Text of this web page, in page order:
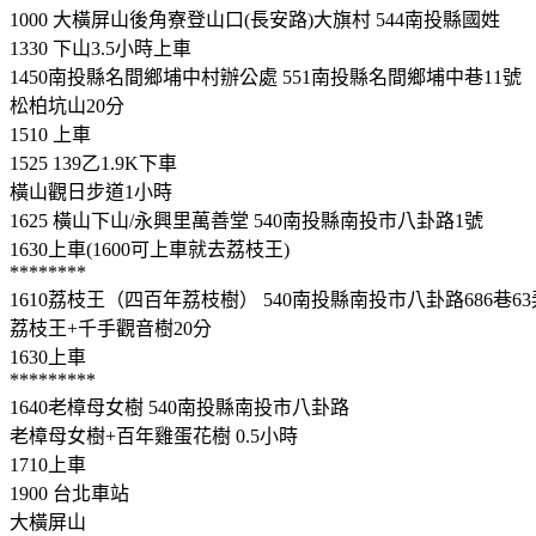
1000 大橫屏山後角寮登山口(長安路)大旗村 544南投縣國姓
1330 下山3.5小時上車
1450南投縣名間鄉埔中村辦公處 551南投縣名間鄉埔中巷11號
松柏坑山20分
1510 上車
1525 139乙1.9K下車
橫山觀日步道1小時
1625 橫山下山/永興里萬善堂 540南投縣南投市八卦路1號
1630上車(1600可上車就去荔枝王)
********
1610荔枝王（四百年荔枝樹） 540南投縣南投市八卦路686巷63
荔枝王+千手觀音樹20分
1630上車
*********
1640老樟母女樹 540南投縣南投市八卦路
老樟母女樹+百年雞蛋花樹 0.5小時
1710上車
1900 台北車站
大橫屏山